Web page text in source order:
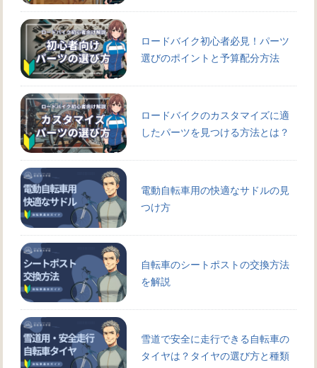
ロードバイク初心者必見！パーツ
選びのポイントと予算配分方法
ロードバイクのカスタマイズに適
したパーツを見つける方法とは？
電動自転車用の快適なサドルの見
つけ方
自転車のシートポストの交換方法
を解説
雪道で安全に走行できる自転車の
タイヤは？タイヤの選び方と種類